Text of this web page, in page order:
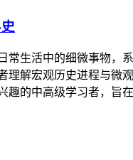
常生活中的细微事物，
理解宏观历史进程与微
趣的中高级学习者，旨